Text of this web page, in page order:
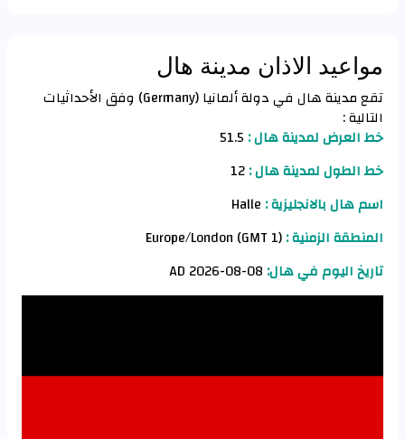
مواعيد الاذان مدينة هال
تقع مدينة هال في دولة ألمانيا (Germany) وفق الأحداثيات
التالية :
خط العرض لمدينة هال : 51.5
خط الطول لمدينة هال :
اسم هال بالانجليزية :
المنطقة الزمنية :
تاريخ اليوم في هال: